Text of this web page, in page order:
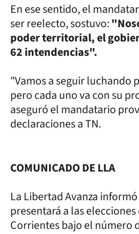
En ese sentido, el
ser reelecto, sostuvo:
poder territorial, el
62 intendencias".
"Vamos a seguir luchando
pero cada uno va con su
aseguró el mandatario
declaraciones a TN.
COMUNICADO DE LLA
La Libertad Avanza
presentará a las
Corrientes bajo el número